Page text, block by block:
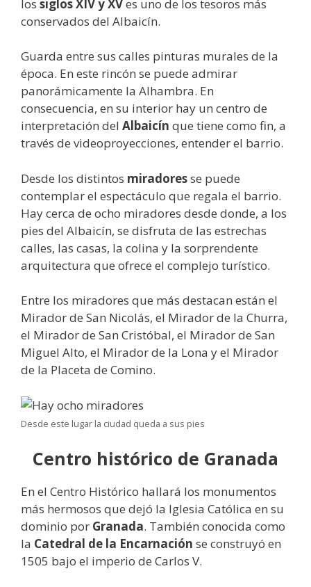
los siglos XIV y XVes uno de los tesoros más
conservados del Albaicín.
Guarda entre sus calles pinturas murales de la
época. En este rincón se puede admirar
panorámicamente la Alhambra. En
consecuencia, en su interior hay un centro de
interpretación del Albaicín que tiene como fin, a
través de videoproyecciones, entender el barrio.
Desde los distintos miradoresse puede
contemplar el espectáculo que regala el barrio.
Hay cerca de ocho miradores desde donde, a los
pies del Albaicín, se disfruta de las estrechas
calles, las casas, la colina y la sorprendente
arquitectura que ofrece el complejo turístico.
Entre los miradores que más destacan están el
Mirador de San Nicolás, el Mirador de la Churra,
el Mirador de San Cristóbal, el Mirador de San
Miguel Alto, el Mirador de la Lona y el Mirador
de la Placeta de Comino.
Desde este lugar la ciudad queda a sus pies
Centro histórico de Granada
En el Centro Histórico hallará los monumentos
más hermosos que dejó la Iglesia Católica en su
dominio por Granada. También conocida como
la Catedral de la Encarnación se construyó en
1505 bajo el imperio de Carlos V.